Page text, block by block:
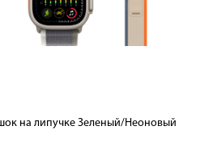
на липучке Зеленый/Неоновый